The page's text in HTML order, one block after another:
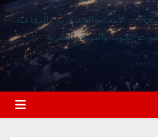
الأمنية والعسكرية والدفاعية،
الجوية والبرية والبحرية